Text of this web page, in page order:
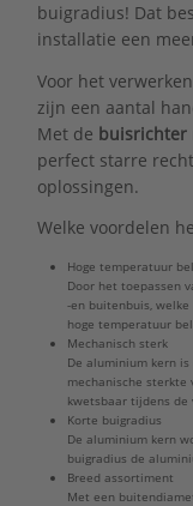
buigradius! Dat
installatie een
Voor het
zijn een aantal
Met de buisrichter
perfect starre
oplossingen.
Welke voordelen
Hoge temperatuur
Door het toepassen
-en buitenbuis, welke
hoge temperatuur
Mechanisch sterk
De aluminium kern
mechanische sterkte
kwetsbaar tijdens de
Korte buigradius
De aluminium kern
buigradius de
Breed assortiment
Met een